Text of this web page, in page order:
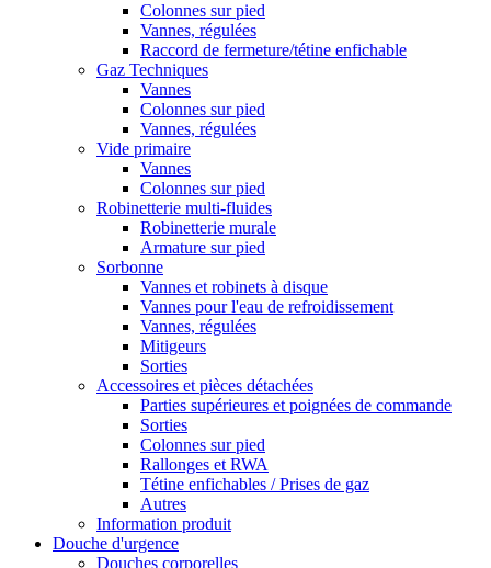
Colonnes sur pied
Vannes, régulées
Raccord de fermeture/tétine enfichable
Gaz Techniques
Vannes
Colonnes sur pied
Vannes, régulées
Vide primaire
Vannes
Colonnes sur pied
Robinetterie multi-fluides
Robinetterie murale
Armature sur pied
Sorbonne
Vannes et robinets à disque
Vannes pour l'eau de refroidissement
Vannes, régulées
Mitigeurs
Sorties
Accessoires et pièces détachées
Parties supérieures et poignées de commande
Sorties
Colonnes sur pied
Rallonges et RWA
Tétine enfichables / Prises de gaz
Autres
Information produit
Douche d'urgence
Douches corporelles